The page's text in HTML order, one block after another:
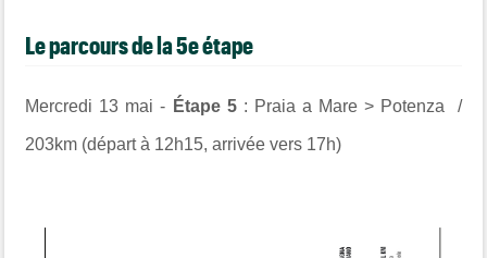
Le parcours de la 5e étape
Mercredi 13 mai - Étape 5: Praia a Mare> Potenza /
203km (départ à 12h15, arrivée vers 17h)